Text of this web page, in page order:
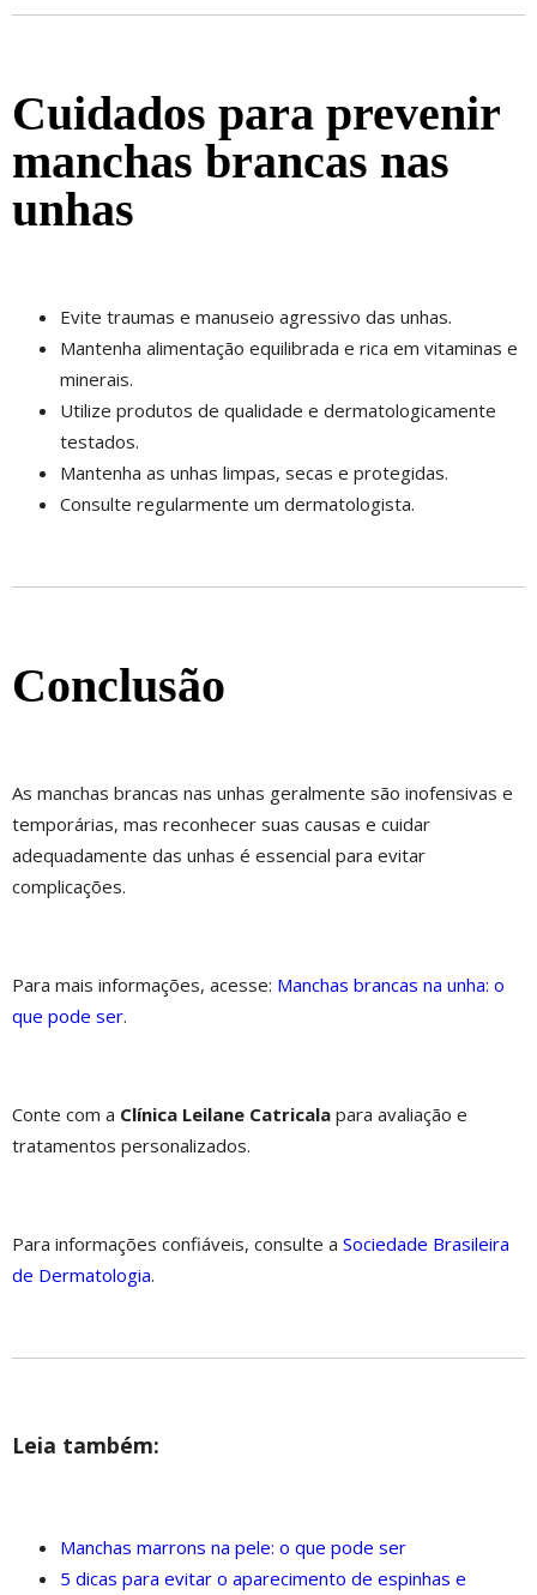
Cuidados para prevenir
manchas brancas nas
unhas
Evite traumas e manuseio agressivo das unhas.
Mantenha alimentação equilibrada e rica em vitaminas e
minerais.
Utilize produtos de qualidade e dermatologicamente
testados.
Mantenha as unhas limpas, secas e protegidas.
Consulte regularmente um dermatologista.
Conclusão
As manchas brancas nas unhas geralmente são inofensivas e
temporárias, mas reconhecer suas causas e cuidar
adequadamente das unhas é essencial para evitar
complicações.
Para mais informações, acesse: Manchas brancas na unha: o
que pode ser.
Conte com a Clínica Leilane Catricala para avaliação e
tratamentos personalizados.
Para informações confiáveis, consulte a Sociedade Brasileira
de Dermatologia.
Leia também:
Manchas marrons na pele: o que pode ser
5 dicas para evitar o aparecimento de espinhas e